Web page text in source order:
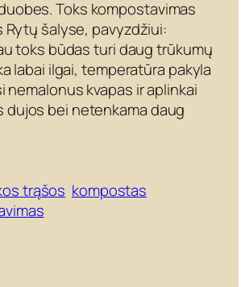
Toks kompostavimas
Rytų šalyse, pavyzdžiui:
toks būdas turi daug trūkumų
labai ilgai, temperatūra pakyla
nemalonus kvapas ir aplinkai
dujos bei netenkama daug
trąšos kompostas